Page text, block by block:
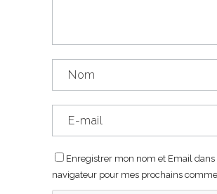
Enregistrer mon nom et Email dans
navigateur pour mes prochains